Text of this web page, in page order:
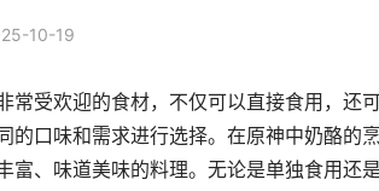
10-19
常受欢迎的食材，不仅可以直接食用，还
的口味和需求进行选择。在原神中奶酪的
富、味道美味的料理。无论是单独食用还